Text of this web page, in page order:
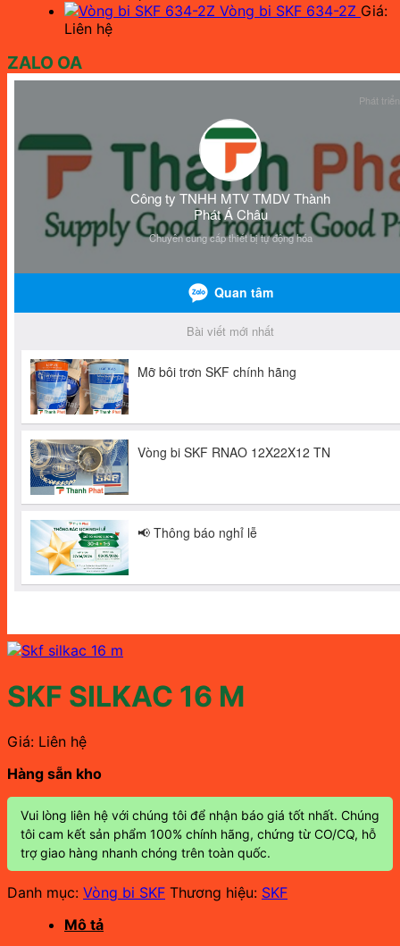
Vòng bi SKF 634-2Z Giá:
Liên hệ
ZALO OA
SKF SILKAC 16 M
Giá: Liên hệ
Hàng sẵn kho
Vui lòng liên hệ với chúng tôi để nhận báo giá tốt nhất. Chúng
tôi cam kết sản phẩm 100% chính hãng, chứng từ CO/CQ, hỗ
trợ giao hàng nhanh chóng trên toàn quốc.
Danh mục: Vòng bi SKF Thương hiệu: SKF
Mô tả